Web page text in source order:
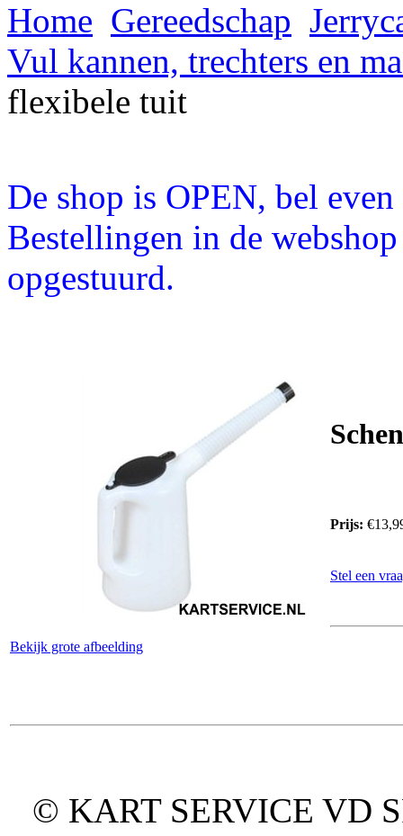
Home Gereedschap
Vul kannen, trechters en
flexibele tuit
De shop is OPEN, bel
Bestellingen in de
opgestuurd.
Bekijk grote afbeelding
Prijs:
Stel een
© KART SERVICE VD